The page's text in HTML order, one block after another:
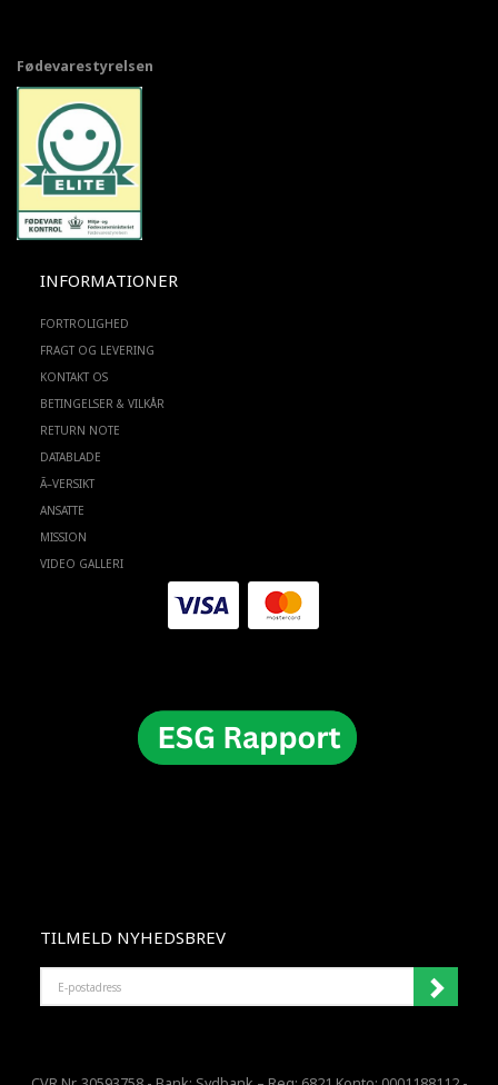
Fødevarestyrelsen
INFORMATIONER
FORTROLIGHED
FRAGT OG LEVERING
KONTAKT OS
BETINGELSER & VILKÅR
RETURN NOTE
DATABLADE
Ã–VERSIKT
ANSATTE
MISSION
VIDEO GALLERI
TILMELD NYHEDSBREV
POSTADRESS